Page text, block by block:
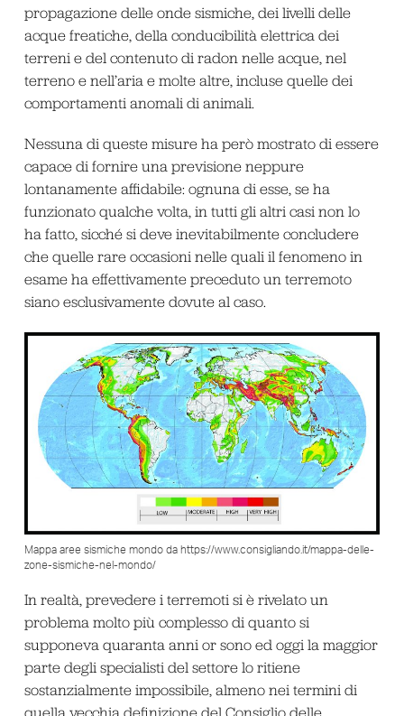
propagazione delle onde sismiche, dei livelli delle
acque freatiche, della conducibilità elettrica dei
terreni e del contenuto di radon nelle acque, nel
terreno e nell’aria e molte altre, incluse quelle dei
comportamenti anomali di animali.
Nessuna di queste misure ha però mostrato di essere
capace di fornire una previsione neppure
lontanamente affidabile: ognuna di esse, se ha
funzionato qualche volta, in tutti gli altri casi non lo
ha fatto, sicché si deve inevitabilmente concludere
che quelle rare occasioni nelle quali il fenomeno in
esame ha effettivamente preceduto un terremoto
siano esclusivamente dovute al caso.
Mappa aree sismiche mondo da https://www.consigliando.it/mappa-delle-
zone-sismiche-nel-mondo/
In realtà, prevedere i terremoti si è rivelato un
problema molto più complesso di quanto si
supponeva quaranta anni or sono ed oggi la maggior
parte degli specialisti del settore lo ritiene
sostanzialmente impossibile, almeno nei termini di